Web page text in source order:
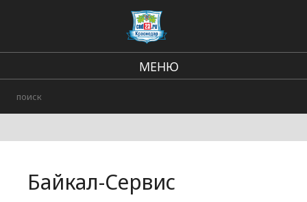
МЕНЮ
Городские события
Байкал-Сервис